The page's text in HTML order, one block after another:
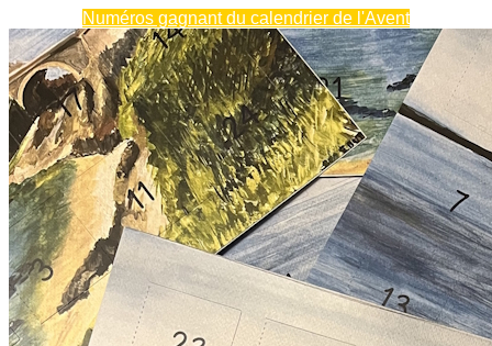
Numéros gagnant du calendrier de l'Avent